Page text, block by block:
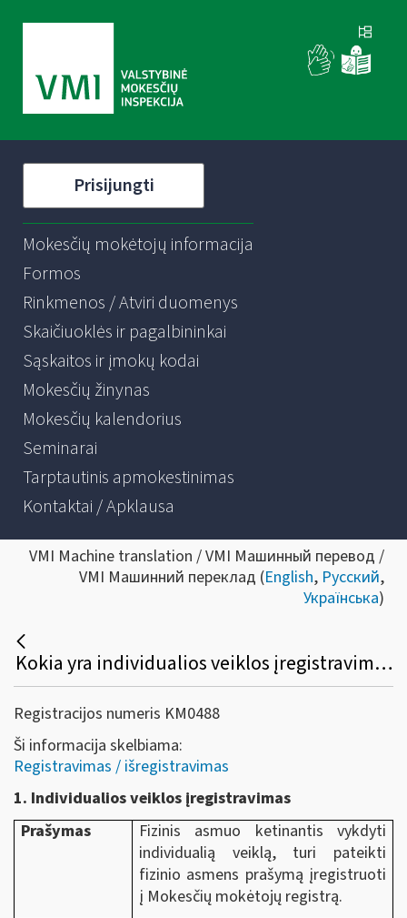
Prisijungti
Mokesčių mokėtojų informacija
Formos
Rinkmenos / Atviri duomenys
Skaičiuoklės ir pagalbininkai
Sąskaitos ir įmokų kodai
Mokesčių žinynas
Mokesčių kalendorius
Seminarai
Tarptautinis apmokestinimas
Kontaktai / Apklausa
VMI Machine translation / VMI Машинный перевод /
VMI Машинний переклад (English, Русский,
Українська)
Kokia yra individualios veiklos įregistravimo ir individualios veiklos pažymos išdavimo tvarka?
Registracijos numeris KM0488
Ši informacija skelbiama:
Registravimas / išregistravimas
1. Individualios veiklos įregistravimas
Prašymas
Fizinis asmuo ketinantis vykdyti
individualią veiklą, turi pateikti
fizinio asmens prašymą įregistruoti
į Mokesčių mokėtojų registrą.